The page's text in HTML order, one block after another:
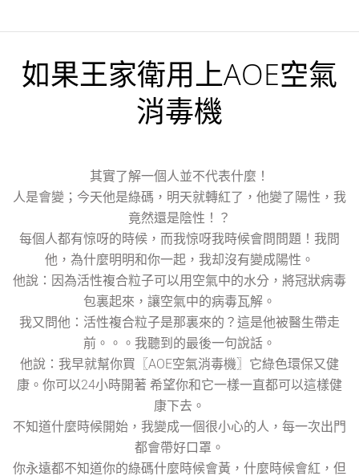
如果王家衛用上AOE空氣
消毒機
其實了解一個人並不代表什麼！
人是會變；今天他是綠碼，明天就轉紅了，他變了陽性，我
竟然還是陰性！？
每個人都有惊呀的時候，而我惊呀我時候會問問題！我問
他，為什麼明明和你一起，我却沒有變成陽性。
他說：因為活性複合粒子可以用空氣中的水分，將冠狀病毒
包裏起來，讓空氣中的病毒瓦解。
我又問他：活性複合粒子是那裏來的？這是他被醫生帶走
前。。。我聽到的最後一句說話。
他說：我早就幫你買〖AOE空氣消毒機〗它綠色環保又健
康。你可以24小時開著 希望你和它一樣一直都可以這樣健
康下去。
不知道什麼時候開始，我變成一個很小心的人，每一次出門
都會帶好口罩。
你永遠都不知道你的綠碼什麼時候會黃，什麼時候會紅，但